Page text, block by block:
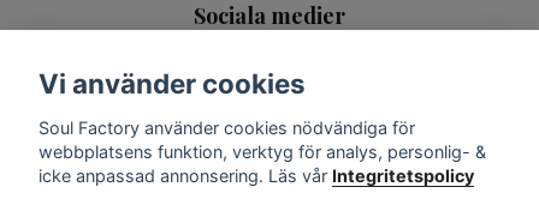
Sociala medier
Vi använder cookies
Soul Factory använder cookies nödvändiga för
webbplatsens funktion, verktyg för analys, personlig- &
icke anpassad annonsering. Läs vår Integritetspolicy